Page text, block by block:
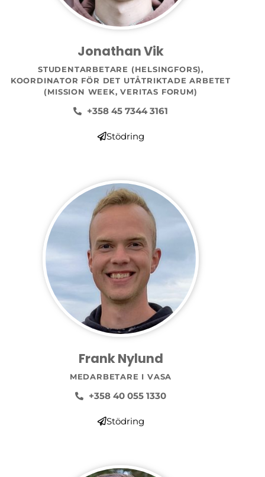
Jonathan Vik
STUDENTARBETARE (HELSINGFORS),
KOORDINATOR FÖR DET UTÅTRIKTADE ARBETET
(MISSION WEEK, VERITAS FORUM)
+358 45 7344 3161
Stödring
Frank Nylund
MEDARBETARE I VASA
+358 40 055 1330
Stödring